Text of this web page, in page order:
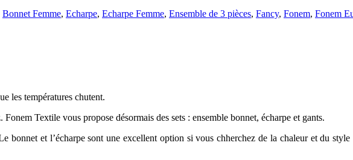
Bonnet Femme, Echarpe, Echarpe Femme, Ensemble de 3 pièces, Fancy, Fonem, Fonem
les températures chutent.
Textile vous propose désormais des sets : ensemble bonnet, écharpe et gants.
bonnet et l’écharpe sont une excellent option si vous chherchez de la chaleur et du